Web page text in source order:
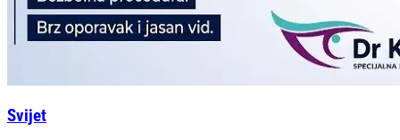
Svijet